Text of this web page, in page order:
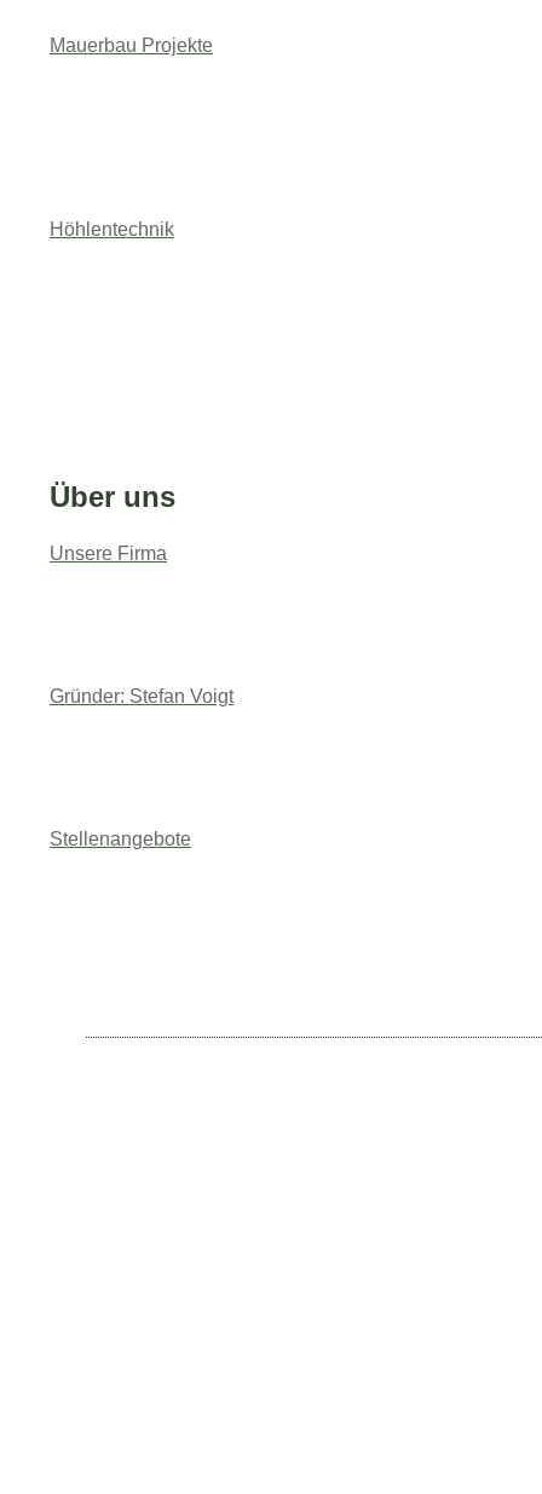
Mauerbau Projekte
Höhlentechnik
Über uns
Unsere Firma
Gründer: Stefan Voigt
Stellenangebote